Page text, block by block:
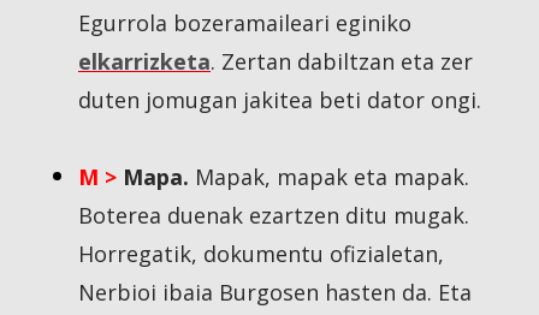
Egurrola bozeramaileari eginiko
elkarrizketa. Zertan dabiltzan eta zer
duten jomugan jakitea beti dator ongi.
M > Mapa. Mapak, mapak eta mapak.
Boterea duenak ezartzen ditu mugak.
Horregatik, dokumentu ofizialetan,
Nerbioi ibaia Burgosen hasten da. Eta